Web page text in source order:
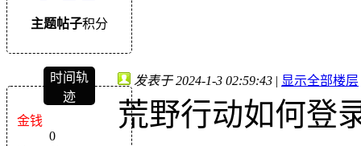
主题帖子积分
时间轨
迹
金钱
0
发表于 2024-1-3 02:59:43 | 显示全部楼层
荒野行动如何登